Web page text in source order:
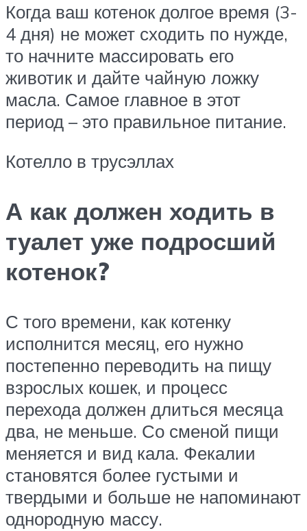
Когда ваш котенок долгое время (3-
4 дня) не может сходить по нужде,
то начните массировать его
животик и дайте чайную ложку
масла. Самое главное в этот
период – это правильное питание.
Котелло в трусэллах
А как должен ходить в
туалет уже подросший
котенок?
С того времени, как котенку
исполнится месяц, его нужно
постепенно переводить на пищу
взрослых кошек, и процесс
перехода должен длиться месяца
два, не меньше. Со сменой пищи
меняется и вид кала. Фекалии
становятся более густыми и
твердыми и больше не напоминают
однородную массу.